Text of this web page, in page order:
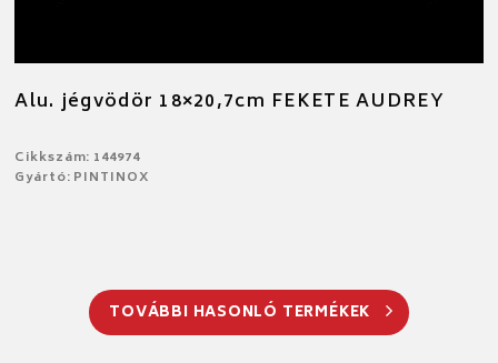
Alu. jégvödör 18×20,7cm FEKETE AUDREY
Cikkszám: 144974
Gyártó: PINTINOX
TOVÁBBI HASONLÓ TERMÉKEK